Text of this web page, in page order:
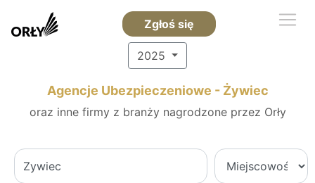
Zgłoś się
2025
Agencje Ubezpieczeniowe - Żywiec
oraz inne firmy z branży nagrodzone przez Orły